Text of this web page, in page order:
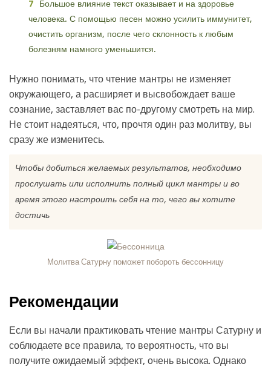
Большое влияние текст оказывает и на здоровье
человека. С помощью песен можно усилить иммунитет,
очистить организм, после чего склонность к любым
болезням намного уменьшится.
Нужно понимать, что чтение мантры не изменяет
окружающего, а расширяет и высвобождает ваше
сознание, заставляет вас по-другому смотреть на мир.
Не стоит надеяться, что, прочтя один раз молитву, вы
сразу же изменитесь.
Чтобы добиться желаемых результатов, необходимо
прослушать или исполнить полный цикл мантры и во
время этого настроить себя на то, чего вы хотите
достичь
Молитва Сатурну поможет побороть бессонницу
Рекомендации
Если вы начали практиковать чтение мантры Сатурну и
соблюдаете все правила, то вероятность, что вы
получите ожидаемый эффект, очень высока. Однако